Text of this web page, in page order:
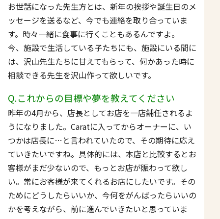
お世話になった先生方とは、新年の挨拶や誕生日のメ
ッセージを送るなど、今でも連絡を取り合っていま
す。時々一緒に食事に行くこともあるんですよ。
今、施設で生活している子たちにも、施設にいる間に
は、沢山先生たちに甘えてもらって、何かあった時に
相談できる先生を沢山作って欲しいです。
Q.これからの目標や夢を教えてください
昨年の4月から、店長としてお店を一店舗任されるよ
うになりました。Caratに入ってからオーナーに、い
つかは店長に…と言われていたので、その期待に応え
ていきたいですね。具体的には、本店と比較するとお
客様がまだ少ないので、もっとお店が賑わって欲し
い。常にお客様が来てくれるお店にしたいです。その
ためにどうしたらいいか、今何をがんばったらいいの
かを考えながら、前に進んでいきたいと思っていま